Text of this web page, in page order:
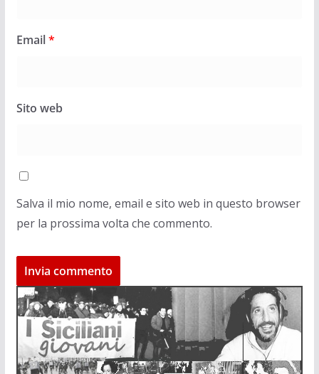
Email*
Sito web
Salva il mio nome, email e sito web in questo browser
per la prossima volta che commento.